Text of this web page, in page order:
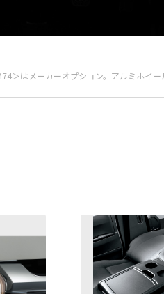
はメーカーオプション。アルミホイー